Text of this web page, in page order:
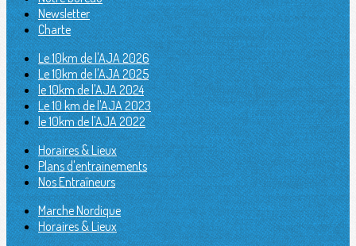
Newsletter
Charte
Le 10km de l'AJA 2026
Le 10km de l'AJA 2025
le 10km de l'AJA 2024
Le 10 km de l'AJA 2023
le 10km de l'AJA 2022
Horaires & Lieux
Plans d'entrainements
Nos Entraîneurs
Marche Nordique
Horaires & Lieux